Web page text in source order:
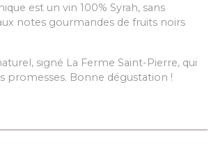
est un vin 100% Syrah, sans
notes gourmandes de fruits noirs
signé La Ferme Saint-Pierre, qui
promesses. Bonne dégustation !